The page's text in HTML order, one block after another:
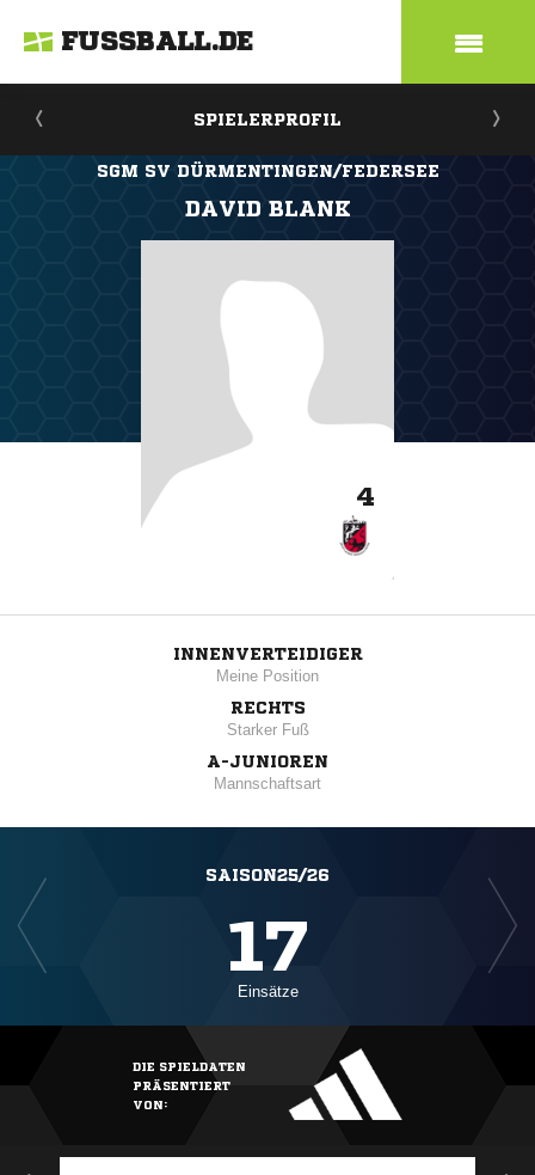
FUSSBALL.DE
SPIELERPROFIL
SGM SV DÜRMENTINGEN/FEDERSEE
DAVID BLANK
4
INNENVERTEIDIGER
Meine Position
RECHTS
Starker Fuß
A-JUNIOREN
Mannschaftsart
SAISON25/26
17
Einsätze
DIE SPIELDATEN
PRÄSENTIERT
VON: